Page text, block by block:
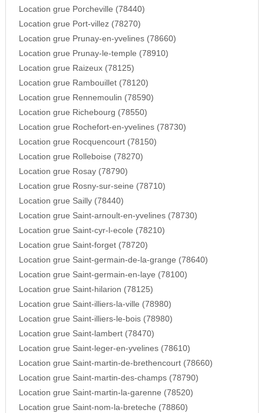
Location grue Porcheville (78440)
Location grue Port-villez (78270)
Location grue Prunay-en-yvelines (78660)
Location grue Prunay-le-temple (78910)
Location grue Raizeux (78125)
Location grue Rambouillet (78120)
Location grue Rennemoulin (78590)
Location grue Richebourg (78550)
Location grue Rochefort-en-yvelines (78730)
Location grue Rocquencourt (78150)
Location grue Rolleboise (78270)
Location grue Rosay (78790)
Location grue Rosny-sur-seine (78710)
Location grue Sailly (78440)
Location grue Saint-arnoult-en-yvelines (78730)
Location grue Saint-cyr-l-ecole (78210)
Location grue Saint-forget (78720)
Location grue Saint-germain-de-la-grange (78640)
Location grue Saint-germain-en-laye (78100)
Location grue Saint-hilarion (78125)
Location grue Saint-illiers-la-ville (78980)
Location grue Saint-illiers-le-bois (78980)
Location grue Saint-lambert (78470)
Location grue Saint-leger-en-yvelines (78610)
Location grue Saint-martin-de-brethencourt (78660)
Location grue Saint-martin-des-champs (78790)
Location grue Saint-martin-la-garenne (78520)
Location grue Saint-nom-la-breteche (78860)